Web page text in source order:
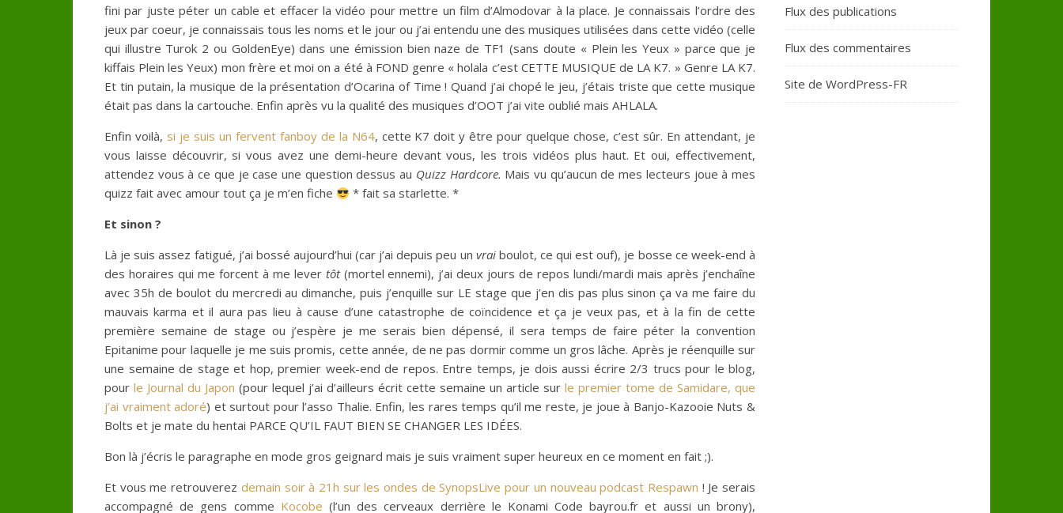
fini par juste péter un cable et effacer la vidéo pour mettre un film d’Almodovar à la place. Je connaissais l’ordre des
jeux par coeur, je connaissais tous les noms et le jour ou j’ai entendu une des musiques utilisées dans cette vidéo (celle
qui illustre Turok 2 ou GoldenEye) dans une émission bien naze de TF1 (sans doute « Plein les Yeux » parce que je
kiffais Plein les Yeux) mon frère et moi on a été à FOND genre « holala c’est CETTE MUSIQUE de LA K7. » Genre LA K7.
Et tin putain, la musique de la présentation d’Ocarina of Time ! Quand j’ai chopé le jeu, j’étais triste que cette musique
était pas dans la cartouche. Enfin après vu la qualité des musiques d’OOT j’ai vite oublié mais AHLALA.
Enfin voilà, si je suis un fervent fanboy de la N64, cette K7 doit y être pour quelque chose, c’est sûr. En attendant, je
vous laisse découvrir, si vous avez une demi-heure devant vous, les trois vidéos plus haut. Et oui, effectivement,
attendez vous à ce que je case une question dessus au Quizz Hardcore. Mais vu qu’aucun de mes lecteurs joue à mes
quizz fait avec amour tout ça je m’en fiche
* fait sa starlette. *
Et sinon ?
Là je suis assez fatigué, j’ai bossé aujourd’hui (car j’ai depuis peu un vraiboulot, ce qui est ouf), je bosse ce week-end à
des horaires qui me forcent à me lever tôt(mortel ennemi), j’ai deux jours de repos lundi/mardi mais après j’enchaîne
avec 35h de boulot du mercredi au dimanche, puis j’enquille sur LE stage que j’en dis pas plus sinon ça va me faire du
mauvais karma et il aura pas lieu à cause d’une catastrophe de coïncidence et ça je veux pas, et à la fin de cette
première semaine de stage ou j’espère je me serais bien dépensé, il sera temps de faire péter la convention
Epitanime pour laquelle je me suis promis, cette année, de ne pas dormir comme un gros lâche. Après je réenquille sur
une semaine de stage et hop, premier week-end de repos. Entre temps, je dois aussi écrire 2/3 trucs pour le blog,
pour le Journal du Japon (pour lequel j’ai d’ailleurs écrit cette semaine un article sur le premier tome de Samidare, que
j’ai vraiment adoré) et surtout pour l’asso Thalie. Enfin, les rares temps qu’il me reste, je joue à Banjo-Kazooie Nuts &
Bolts et je mate du hentai PARCE QU’IL FAUT BIEN SE CHANGER LES IDÉES.
Bon là j’écris le paragraphe en mode gros geignard mais je suis vraiment super heureux en ce moment en fait ;).
Et vous me retrouverez demain soir à 21h sur les ondes de SynopsLive pour un nouveau podcast Respawn ! Je serais
accompagné de gens comme Kocobe (l’un des cerveaux derrière le Konami Code bayrou.fr et aussi un brony),
Flux des publications
Flux des commentaires
Site de WordPress-FR